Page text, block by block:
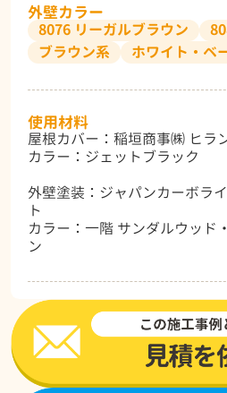
外壁カラー
8076 リーガルブラウン
ブラウン系
ホワイト・ベ
使用材料
屋根カバー：稲垣商事㈱ ヒラ
カラー：ジェットブラック
外壁塗装：ジャパンカーボラ
ト
カラー：一階 サンダルウッド
ン